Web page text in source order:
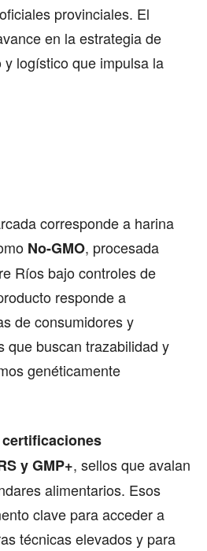
provinciales. El
en la estrategia de
logístico que impulsa la
corresponde a harina
No-GMO, procesada
Ríos bajo controles de
responde a
de consumidores y
que buscan trazabilidad y
genéticamente
certificaciones
y GMP+, sellos que avalan
alimentarios. Esos
clave para acceder a
técnicas elevados y para